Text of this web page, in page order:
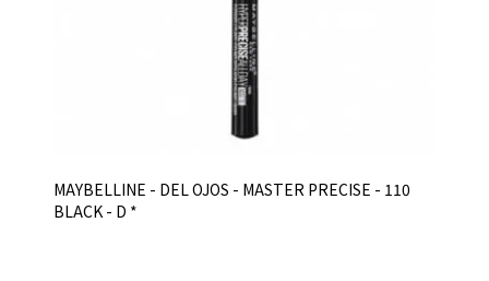
MAYBELLINE - DEL OJOS - MASTER PRECISE - 110
BLACK - D *